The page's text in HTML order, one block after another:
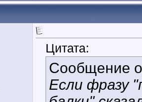
Цитата:
Сообщение
Если фразу